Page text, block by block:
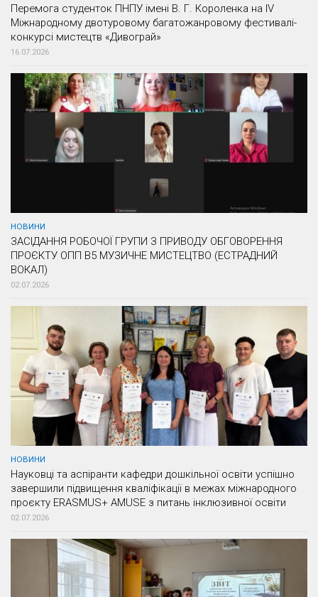
Перемога студенток ПНПУ імені В. Г. Короленка на IV
Міжнародному двотуровому багатожанровому фестивалі-
конкурсі мистецтв «Дивограй»
16.07.2026
НОВИНИ
ЗАСІДАННЯ РОБОЧОЇ ГРУПИ З ПРИВОДУ ОБГОВОРЕННЯ
ПРОЄКТУ ОПП В5 МУЗИЧНЕ МИСТЕЦТВО (ЕСТРАДНИЙ
ВОКАЛ)
02.07.2026
НОВИНИ
Науковці та аспіранти кафедри дошкільної освіти успішно
завершили підвищення кваліфікації в межах міжнародного
проєкту ERASMUS+ AMUSE з питань інклюзивної освіти
02.07.2026